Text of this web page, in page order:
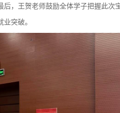
，王贺老师鼓励全体学子把握此次
突破。